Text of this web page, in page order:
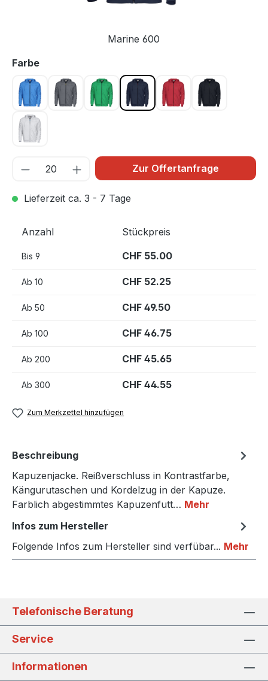
Marine 600
Farbeauswählen
Blau 632 Grau 935 Grün 728Marine 600Rot 400 Schwarz
Weiss 100
Zur Offertanfrage
Lieferzeit ca. 3 - 7 Tage
Anzahl Stückpreis
Bis 9 CHF 55.00
Ab 10 CHF 52.25
Ab 50 CHF 49.50
Ab 100 CHF 46.75
Ab 200 CHF 45.65
Ab 300 CHF 44.55
Zum Merkzettel hinzufügen
Beschreibung
Kapuzenjacke. Reißverschluss in Kontrastfarbe,
Kängurutaschen und Kordelzug in der Kapuze.
Farblich abgestimmtes Kapuzenfutt… Mehr
Infos zum Hersteller
Folgende Infos zum Hersteller sind verfübar... Mehr
Telefonische Beratung
Service
Informationen